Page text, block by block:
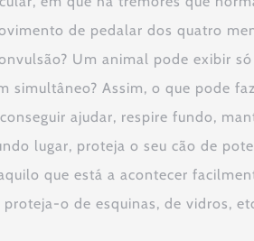
de pedalar dos quatro
Um animal pode exibir
simultâneo? Assim, o que pode
ajudar, respire fundo,
lugar, proteja o seu cão de
que está a acontecer
o de esquinas, de vidros,